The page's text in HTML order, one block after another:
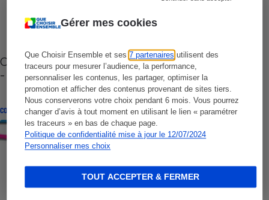
Gérer mes cookies
Que Choisir Ensemble et ses7 partenaires utilisent des
traceurs pour mesurer l’audience, la performance,
personnaliser les contenus, les partager, optimiser la
promotion et afficher des contenus provenant de sites tiers.
Nous conserverons votre choix pendant 6 mois. Vous pourrez
changer d’avis à tout moment en utilisant le lien « paramétrer
les traceurs » en bas de chaque page.
Politique de confidentialité mise à jour le 12/07/2024
Personnaliser mes choix
TOUT ACCEPTER & FERMER
Cafetière à capsules zéro déchet CoffeeB (vidéo)
- Premières impressions
CONSEILS